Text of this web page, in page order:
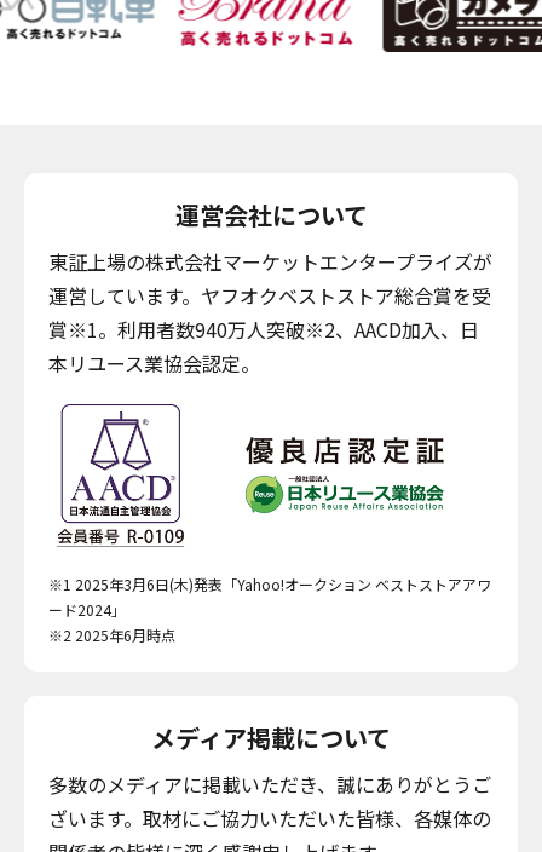
運営会社について
東証上場の株式会社マーケットエンタープライズが
運営しています。ヤフオクベストストア総合賞を受
賞※1。利用者数940万人突破※2、AACD加入、日
本リユース業協会認定。
※1 2025年3月6日(木)発表「Yahoo!オークション ベストストアアワ
ード2024」
※2 2025年6月時点
メディア掲載について
多数のメディアに掲載いただき、誠にありがとうご
ざいます。取材にご協力いただいた皆様、各媒体の